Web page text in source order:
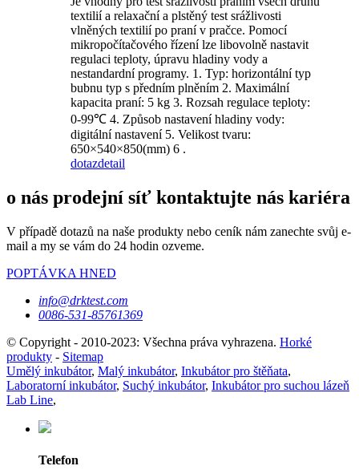
textilií a relaxační a plstěný test srážlivosti
vlněných textilií po praní v pračce. Pomocí
mikropočítačového řízení lze libovolně nastavit
regulaci teploty, úpravu hladiny vody a
nestandardní programy. 1. Typ: horizontální typ
bubnu typ s předním plněním 2. Maximální
kapacita praní: 5 kg 3. Rozsah regulace teploty:
0-99℃ 4. Způsob nastavení hladiny vody:
digitální nastavení 5. Velikost tvaru:
650×540×850(mm) 6 .
dotazdetail
o nás prodejní síť kontaktujte nás kariéra
V případě dotazů na naše produkty nebo ceník nám zanechte svůj e-
mail a my se vám do 24 hodin ozveme.
POPTÁVKA HNED
info@drktest.com
0086-531-85761369
© Copyright - 2010-2023: Všechna práva vyhrazena. Horké
produkty - Sitemap
Umělý inkubátor, Malý inkubátor, Inkubátor pro štěňata,
Laboratorní inkubátor, Suchý inkubátor, Inkubátor pro suchou lázeň
Lab Line,
Telefon